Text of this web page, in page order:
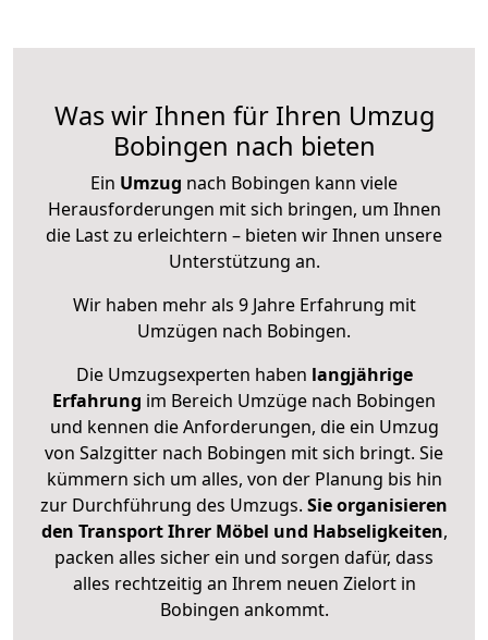
Was wir Ihnen für Ihren Umzug
Bobingen nach bieten
Ein Umzug nach Bobingen kann viele
Herausforderungen mit sich bringen, um Ihnen
die Last zu erleichtern – bieten wir Ihnen unsere
Unterstützung an.
Wir haben mehr als 9 Jahre Erfahrung mit
Umzügen nach Bobingen.
Die Umzugsexperten haben langjährige
Erfahrung im Bereich Umzüge nach Bobingen
und kennen die Anforderungen, die ein Umzug
von Salzgitter nach Bobingen mit sich bringt. Sie
kümmern sich um alles, von der Planung bis hin
zur Durchführung des Umzugs. Sie organisieren
den Transport Ihrer Möbel und Habseligkeiten,
packen alles sicher ein und sorgen dafür, dass
alles rechtzeitig an Ihrem neuen Zielort in
Bobingen ankommt.